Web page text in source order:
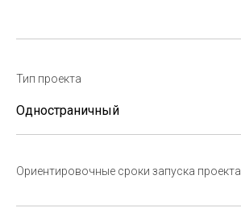
Тип проекта
Ориентировочные сроки запуска проекта